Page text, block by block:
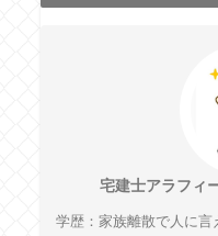
宅建士アラフィ
学歴：家族離散で人に言